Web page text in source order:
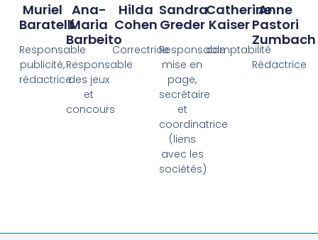
Muriel
Baratelli
Responsable
publicité,
rédactrice
Ana-
Maria
Barbeito
Responsable
des jeux
et
concours
Hilda
Cohen
Correctrice
Sandra
Greder
Responsable
mise en
page,
secrétaire
et
coordinatrice
(liens
avec les
sociétés)
Catherine
Kaiser
comptabilité
Anne
Pastori
Zumbach
Rédactrice